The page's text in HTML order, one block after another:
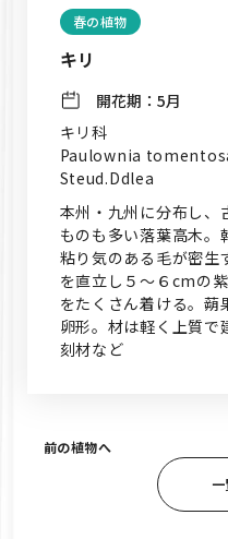
春の植物
キリ
開花期： 5月
キ
Paulownia
Steud.Ddlea
本州・九州に分布し、
ものも多い落葉高木。
粘り気のある毛が密生
を直立し５～６cmの
をたくさん着ける。
卵形。材は軽く上質で
刻材など
前の植物へ
一